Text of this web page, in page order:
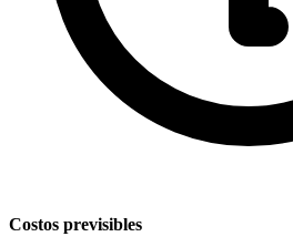
Costos previsibles